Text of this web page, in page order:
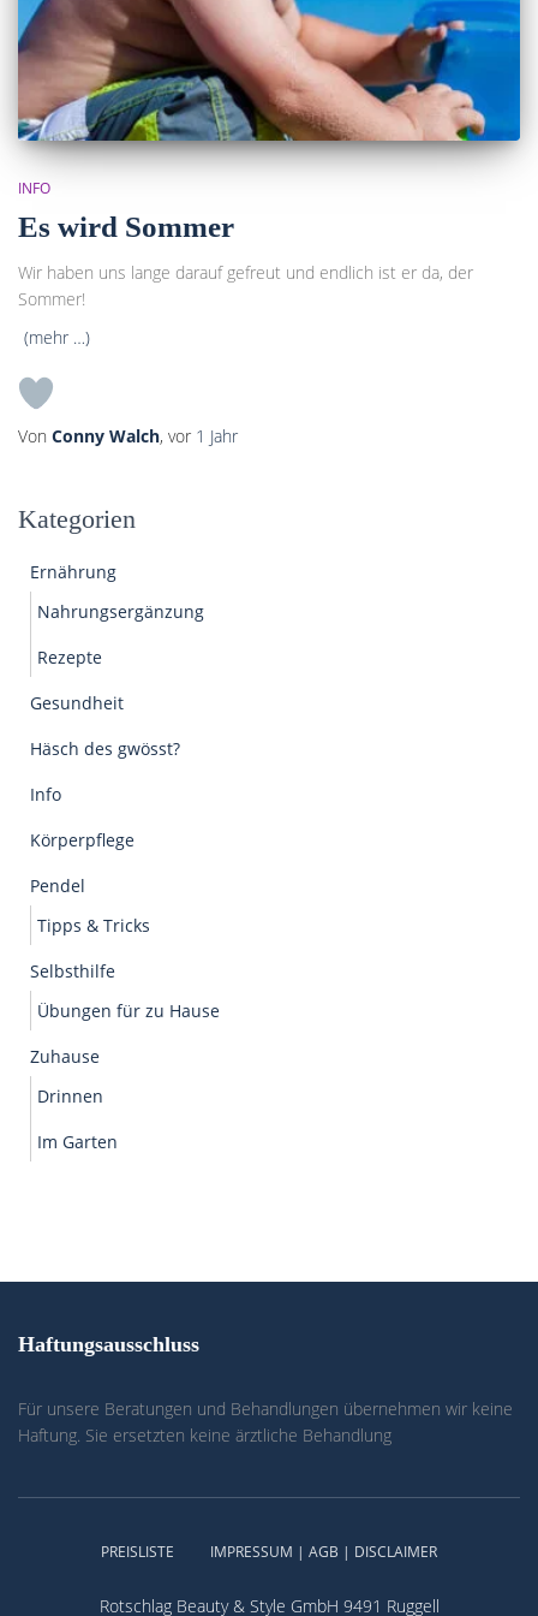
INFO
Es wird Sommer
Wir haben uns lange darauf gefreut und endlich ist er da, der
Sommer!
(mehr …)
Von Conny Walch, vor 1 Jahr
Kategorien
Ernährung
Nahrungsergänzung
Rezepte
Gesundheit
Häsch des gwösst?
Info
Körperpflege
Pendel
Tipps & Tricks
Selbsthilfe
Übungen für zu Hause
Zuhause
Drinnen
Im Garten
Haftungsausschluss
Für unsere Beratungen und Behandlungen übernehmen wir keine
Haftung. Sie ersetzten keine ärztliche Behandlung
PREISLISTE IMPRESSUM | AGB | DISCLAIMER
Rotschlag Beauty & Style GmbH 9491 Ruggell